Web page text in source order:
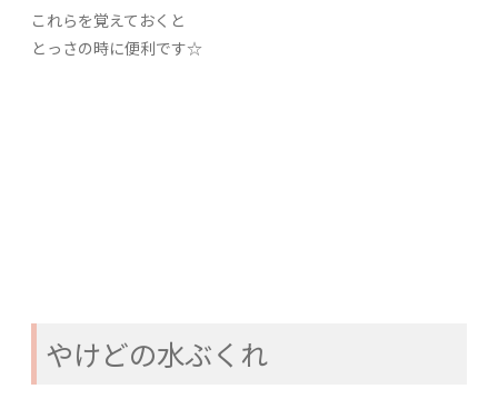
これらを覚えておくと
とっさの時に便利です☆
やけどの水ぶくれ